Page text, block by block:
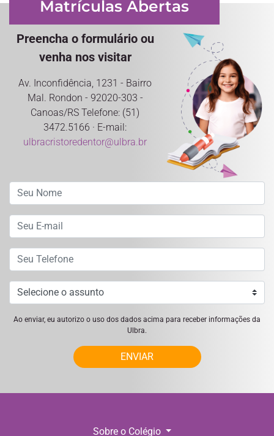
Matrículas Abertas
Preencha o formulário ou
venha nos visitar
Av. Inconfidência, 1231 - Bairro
Mal. Rondon - 92020-303 -
Canoas/RS Telefone: (51)
3472.5166 · E-mail:
ulbracristoredentor@ulbra.br
Ao enviar, eu autorizo o uso dos dados acima para receber informações da
Ulbra.
ENVIAR
Sobre o Colégio